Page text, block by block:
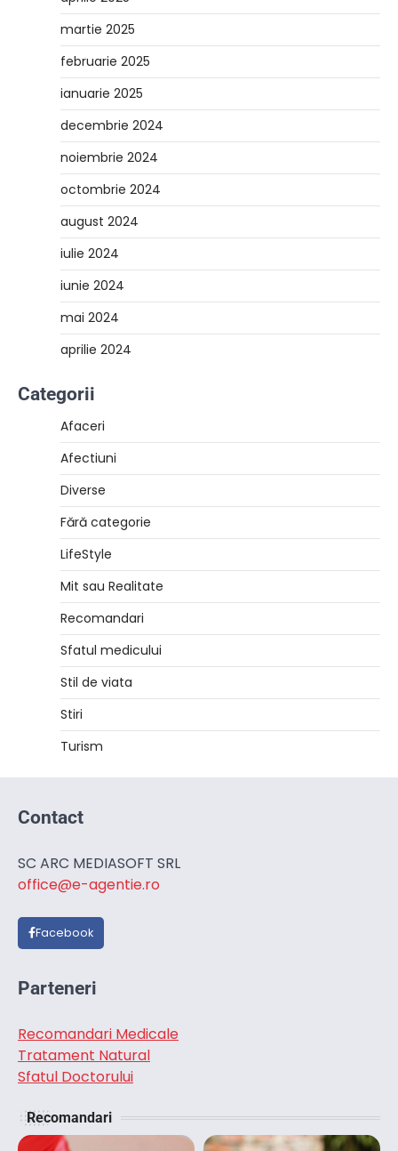
martie 2025
februarie 2025
ianuarie 2025
decembrie 2024
noiembrie 2024
octombrie 2024
august 2024
iulie 2024
iunie 2024
mai 2024
aprilie 2024
Categorii
Afaceri
Afectiuni
Diverse
Fără categorie
LifeStyle
Mit sau Realitate
Recomandari
Sfatul medicului
Stil de viata
Stiri
Turism
Contact
SC ARC MEDIASOFT SRL
office@e-agentie.ro
Facebook
Parteneri
Recomandari Medicale
Tratament Natural
Sfatul Doctorului
Recomandari